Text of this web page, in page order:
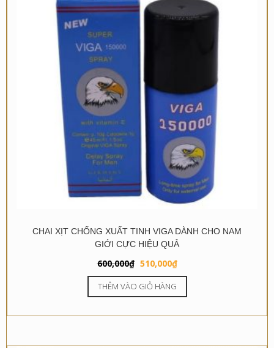
CHAI XỊT CHỐNG XUẤT TINH VIGA DÀNH CHO NAM
GIỚI CỰC HIỆU QUẢ
600,000₫ Giá
gốc
là:
600,000₫.
510,000₫Giá
hiện
là:
510,000₫.
THÊM VÀO GIỎ HÀNG